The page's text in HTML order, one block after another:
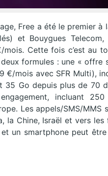
Free a été le premier à
et Bouygues
Cette fois c’est au
formules : une « offre
€/mois avec SFR Multi),
35 Go depuis plus de 70
incluant
Les appels/SMS/
la Chine, Israël et vers
un smartphone peut